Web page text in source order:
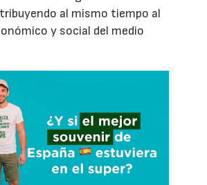
al mismo tiempo al
y social del medio